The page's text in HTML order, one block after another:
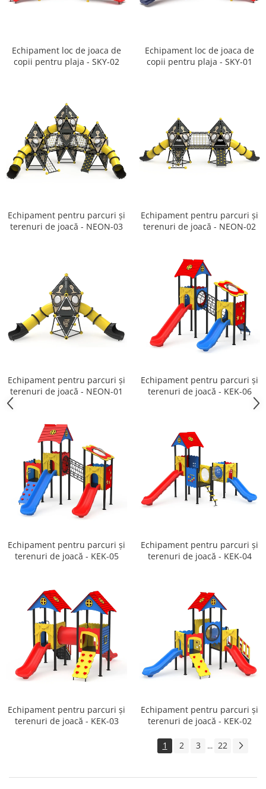
Ghivece de exterior
Stalpi camere video
Stalpi / bolarzi de delimitare
Tomberoane si Pubele de Gunoi
Magazie pubele / tomberoane
gunoi
Mobilier urban DIZABILITATI
Echipament loc de joaca de
copii pentru plaja - SKY-02
Echipament loc de joaca de
copii pentru plaja - SKY-01
Echipament pentru parcuri și
terenuri de joacă - NEON-03
Echipament pentru parcuri și
terenuri de joacă - NEON-02
Echipament pentru parcuri și
terenuri de joacă - NEON-01
Echipament pentru parcuri și
terenuri de joacă - KEK-06
Echipament pentru parcuri și
terenuri de joacă - KEK-05
Echipament pentru parcuri și
terenuri de joacă - KEK-04
Echipament pentru parcuri și
terenuri de joacă - KEK-03
Echipament pentru parcuri și
terenuri de joacă - KEK-02
1 2 3 ... 22